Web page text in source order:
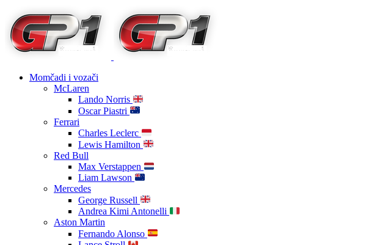
Momčadi i vozači
McLaren
Lando Norris
Oscar Piastri
Ferrari
Charles Leclerc
Lewis Hamilton
Red Bull
Max Verstappen
Liam Lawson
Mercedes
George Russell
Andrea Kimi Antonelli
Aston Martin
Fernando Alonso